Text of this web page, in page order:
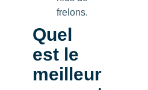
frelons.
Quel
est le
meilleur